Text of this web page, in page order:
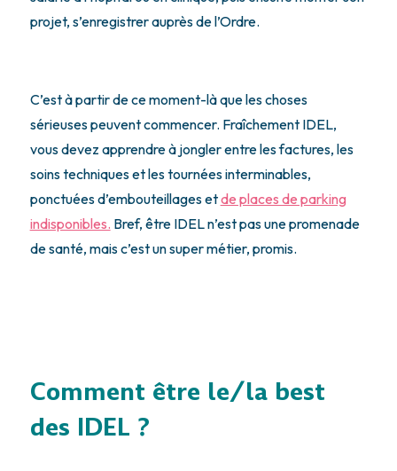
projet, s’enregistrer auprès de l’Ordre.
C’est à partir de ce moment-là que les choses
sérieuses peuvent commencer. Fraîchement IDEL,
vous devez apprendre à jongler entre les factures, les
soins techniques et les tournées interminables,
ponctuées d’embouteillages etde places de parking
indisponibles. Bref, être IDEL n’est pas une promenade
de santé, mais c’est un super métier, promis.
Comment être le/la best
des IDEL ?